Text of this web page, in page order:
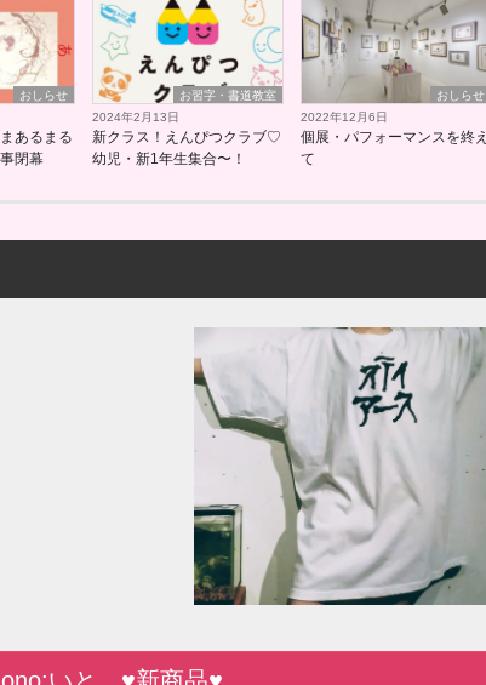
おしらせ
あるまる
閉幕
お習字・書道教室
2024年2月13日
新クラス！えんぴつクラブ♡
幼児・新1年生集合〜！
おしらせ
2022年12月6日
個展・パフォーマンスを終え
て